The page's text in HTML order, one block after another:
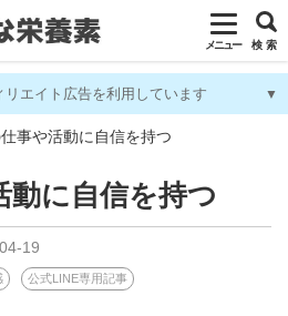
メニュー 検 索
エイト広告を利用しています
事や活動に自信を持つ
動に自信を持つ
19
公式LINE専用記事